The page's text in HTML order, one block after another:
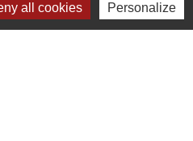
revenez vivre en France ?
all cookies Personalize